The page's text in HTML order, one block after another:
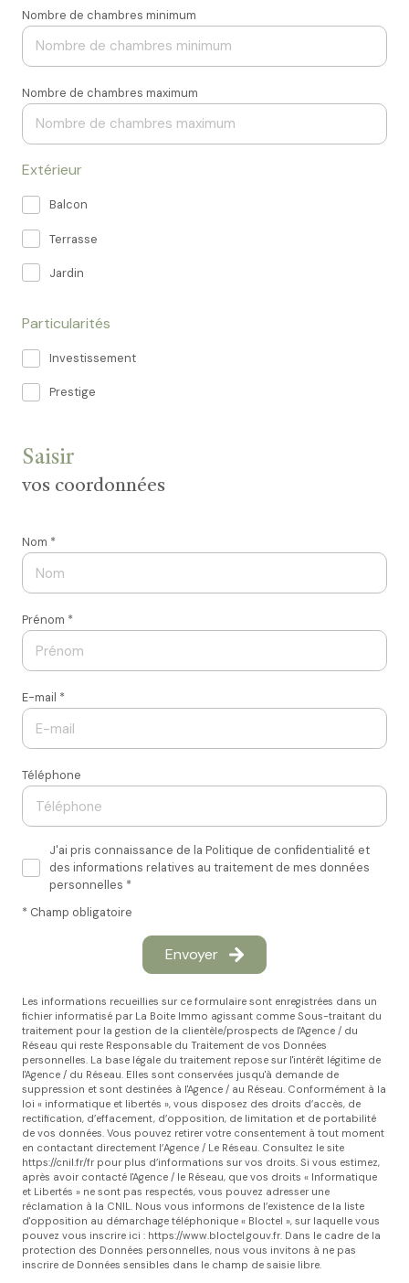
Nombre de chambres minimum
Nombre de chambres maximum
Extérieur
Balcon
Terrasse
Jardin
Particularités
Investissement
Prestige
Saisir
vos coordonnées
Nom *
Prénom *
E-mail *
Téléphone
J'ai pris connaissance de la Politique de confidentialité et
des informations relatives au traitement de mes données
personnelles *
* Champ obligatoire
Envoyer
Les informations recueillies sur ce formulaire sont enregistrées dans un
fichier informatisé par La Boite Immo agissant comme Sous-traitant du
traitement pour la gestion de la clientèle/prospects de l'Agence / du
Réseau qui reste Responsable du Traitement de vos Données
personnelles. La base légale du traitement repose sur l'intérêt légitime de
l'Agence / du Réseau. Elles sont conservées jusqu'à demande de
suppression et sont destinées à l'Agence / au Réseau. Conformément à la
loi « informatique et libertés », vous disposez des droits d’accès, de
rectification, d’effacement, d’opposition, de limitation et de portabilité
de vos données. Vous pouvez retirer votre consentement à tout moment
en contactant directement l’Agence / Le Réseau. Consultez le site
https://cnil.fr/fr pour plus d’informations sur vos droits. Si vous estimez,
après avoir contacté l'Agence / le Réseau, que vos droits « Informatique
et Libertés » ne sont pas respectés, vous pouvez adresser une
réclamation à la CNIL. Nous vous informons de l’existence de la liste
d'opposition au démarchage téléphonique « Bloctel », sur laquelle vous
pouvez vous inscrire ici : https://www.bloctel.gouv.fr. Dans le cadre de la
protection des Données personnelles, nous vous invitons à ne pas
inscrire de Données sensibles dans le champ de saisie libre.